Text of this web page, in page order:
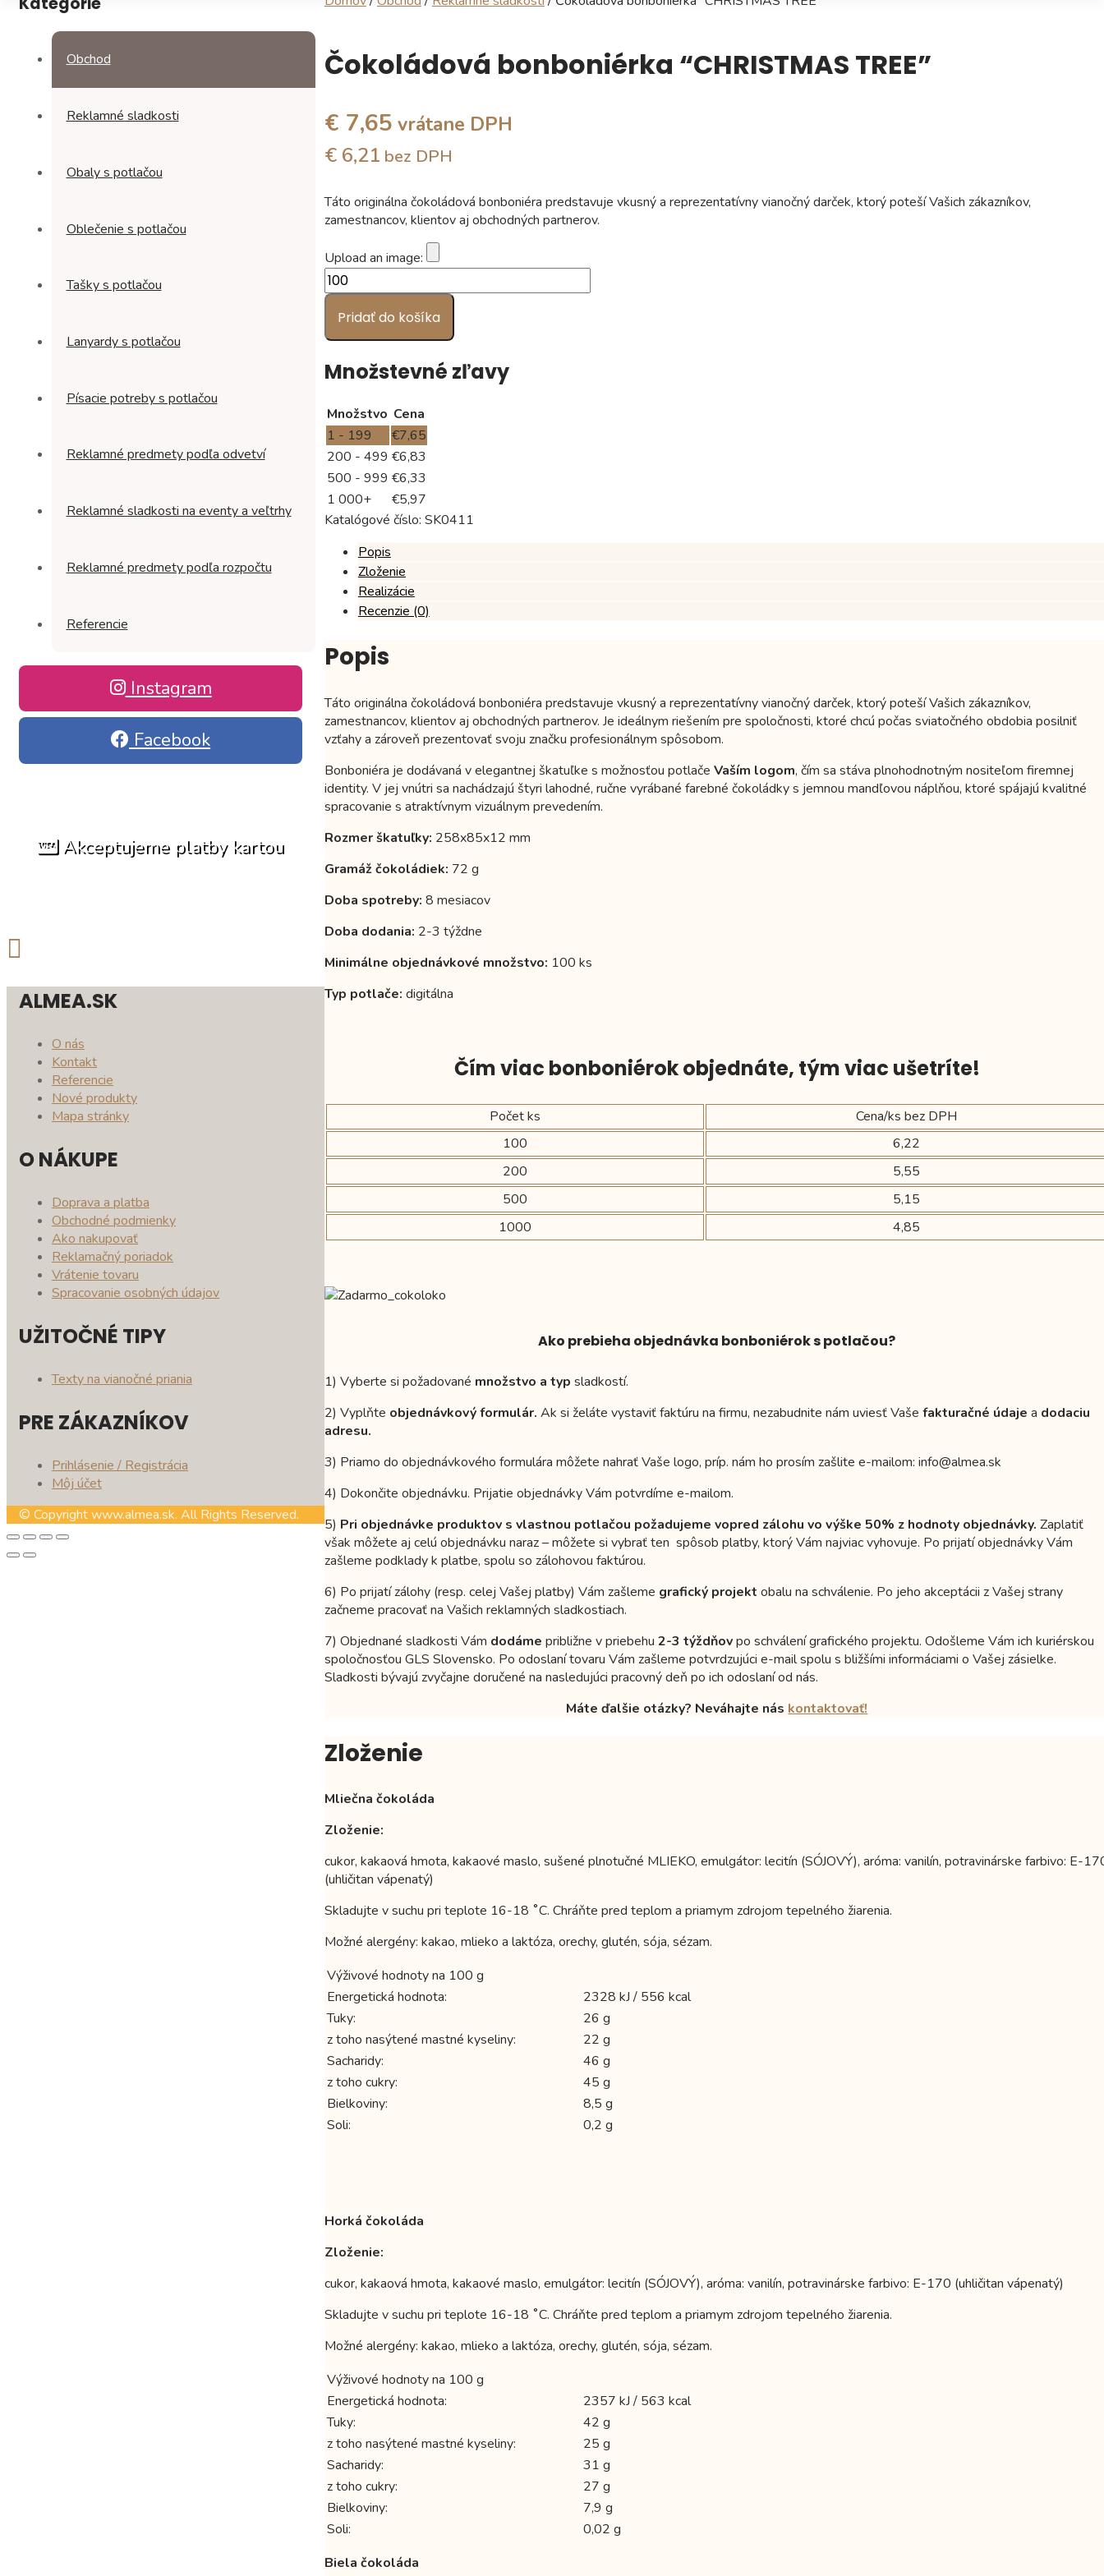
Čokoládová bonboniérka “CHRISTMAS TREE”
€ 7,65 vrátane DPH
€ 6,21 bez DPH
Táto originálna čokoládová bonboniéra predstavuje vkusný a reprezentatívny vianočný darček, ktorý poteší Vašich zákazníkov,
zamestnancov, klientov aj obchodných partnerov.
Upload an image:
množstvo
Čokoládová
bonboniérka
“CHRISTMAS
Pridať do košíka
Množstevné zľavy
Množstvo Cena
1 - 199
€7,65
200 - 499 €6,83
500 - 999 €6,33
1 000+
€5,97
Katalógové číslo: SK0411
Popis
Zloženie
Realizácie
Recenzie (0)
Popis
Táto originálna čokoládová bonboniéra predstavuje vkusný a reprezentatívny vianočný darček, ktorý poteší Vašich zákazníkov,
zamestnancov, klientov aj obchodných partnerov. Je ideálnym riešením pre spoločnosti, ktoré chcú počas sviatočného obdobia posilniť
vzťahy a zároveň prezentovať svoju značku profesionálnym spôsobom.
Bonboniéra je dodávaná v elegantnej škatuľke s možnosťou potlače Vaším logom, čím sa stáva plnohodnotným nositeľom firemnej
identity. V jej vnútri sa nachádzajú štyri lahodné, ručne vyrábané farebné čokoládky s jemnou mandľovou náplňou, ktoré spájajú kvalitné
spracovanie s atraktívnym vizuálnym prevedením.
Rozmer škatuľky: 258x85x12 mm
Gramáž čokoládiek: 72 g
Doba spotreby: 8 mesiacov
Doba dodania: 2-3 týždne
Minimálne objednávkové množstvo: 100 ks
Typ potlače: digitálna
Čím viac bonboniérok objednáte, tým viac ušetríte!
Počet ks
Cena/ks bez DPH
100
6,22
200
5,55
500
5,15
1000
4,85
Ako prebieha objednávka bonboniérok s potlačou?
1) Vyberte si požadované množstvo a typ sladkostí.
2) Vyplňte objednávkový formulár. Ak si želáte vystaviť faktúru na firmu, nezabudnite nám uviesť Vaše fakturačné údaje a dodaciu
adresu.
3) Priamo do objednávkového formulára môžete nahrať Vaše logo, príp. nám ho prosím zašlite e-mailom: info@almea.sk
4) Dokončite objednávku. Prijatie objednávky Vám potvrdíme e-mailom.
5) Pri objednávke produktov s vlastnou potlačou požadujeme vopred zálohu vo výške 50% z hodnoty objednávky. Zaplatiť
však môžete aj celú objednávku naraz – môžete si vybrať ten spôsob platby, ktorý Vám najviac vyhovuje. Po prijatí objednávky Vám
zašleme podklady k platbe, spolu so zálohovou faktúrou.
6) Po prijatí zálohy (resp. celej Vašej platby) Vám zašleme grafický projekt obalu na schválenie. Po jeho akceptácii z Vašej strany
začneme pracovať na Vašich reklamných sladkostiach.
7) Objednané sladkosti Vám dodáme približne v priebehu 2-3 týždňovpo schválení grafického projektu. Odošleme Vám ich kuriérskou
spoločnosťou GLS Slovensko. Po odoslaní tovaru Vám zašleme potvrdzujúci e-mail spolu s bližšími informáciami o Vašej zásielke.
Sladkosti bývajú zvyčajne doručené na nasledujúci pracovný deň po ich odoslaní od nás.
Máte ďalšie otázky? Neváhajte nás kontaktovať!
Zloženie
Mliečna čokoláda
Zloženie:
cukor, kakaová hmota, kakaové maslo, sušené plnotučné MLIEKO, emulgátor: lecitín (SÓJOVÝ), aróma: vanilín, potravinárske farbivo: E-
(uhličitan vápenatý)
Skladujte v suchu pri teplote 16-18 ˚C. Chráňte pred teplom a priamym zdrojom tepelného žiarenia.
Možné alergény: kakao, mlieko a laktóza, orechy, glutén, sója, sézam.
Výživové hodnoty na 100 g
Energetická hodnota:
2328 kJ / 556 kcal
Tuky:
26 g
z toho nasýtené mastné kyseliny:
22 g
Sacharidy:
46 g
z toho cukry:
45 g
Bielkoviny:
8,5 g
Soli:
0,2 g
Horká čokoláda
Zloženie:
cukor, kakaová hmota, kakaové maslo, emulgátor: lecitín (SÓJOVÝ), aróma: vanilín, potravinárske farbivo: E-170 (uhličitan vápenatý)
Skladujte v suchu pri teplote 16-18 ˚C. Chráňte pred teplom a priamym zdrojom tepelného žiarenia.
Možné alergény: kakao, mlieko a laktóza, orechy, glutén, sója, sézam.
Výživové hodnoty na 100 g
Energetická hodnota:
2357 kJ / 563 kcal
Tuky:
42 g
z toho nasýtené mastné kyseliny:
25 g
Sacharidy:
31 g
z toho cukry:
27 g
Bielkoviny:
7,9 g
Soli:
0,02 g
Biela čokoláda
Obchod
Reklamné sladkosti
Obaly s potlačou
Oblečenie s potlačou
Tašky s potlačou
Lanyardy s potlačou
Písacie potreby s potlačou
Reklamné predmety podľa odvetví
Reklamné sladkosti na eventy a veľtrhy
Reklamné predmety podľa rozpočtu
Referencie
Instagram
Facebook
Akceptujeme platby kartou
ALMEA.SK
O nás
Kontakt
Referencie
Nové produkty
Mapa stránky
O NÁKUPE
Doprava a platba
Obchodné podmienky
Ako nakupovať
Reklamačný poriadok
Vrátenie tovaru
Spracovanie osobných údajov
UŽITOČNÉ TIPY
Texty na vianočné priania
PRE ZÁKAZNÍKOV
Prihlásenie / Registrácia
Môj účet
© Copyright www.almea.sk. All Rights Reserved.